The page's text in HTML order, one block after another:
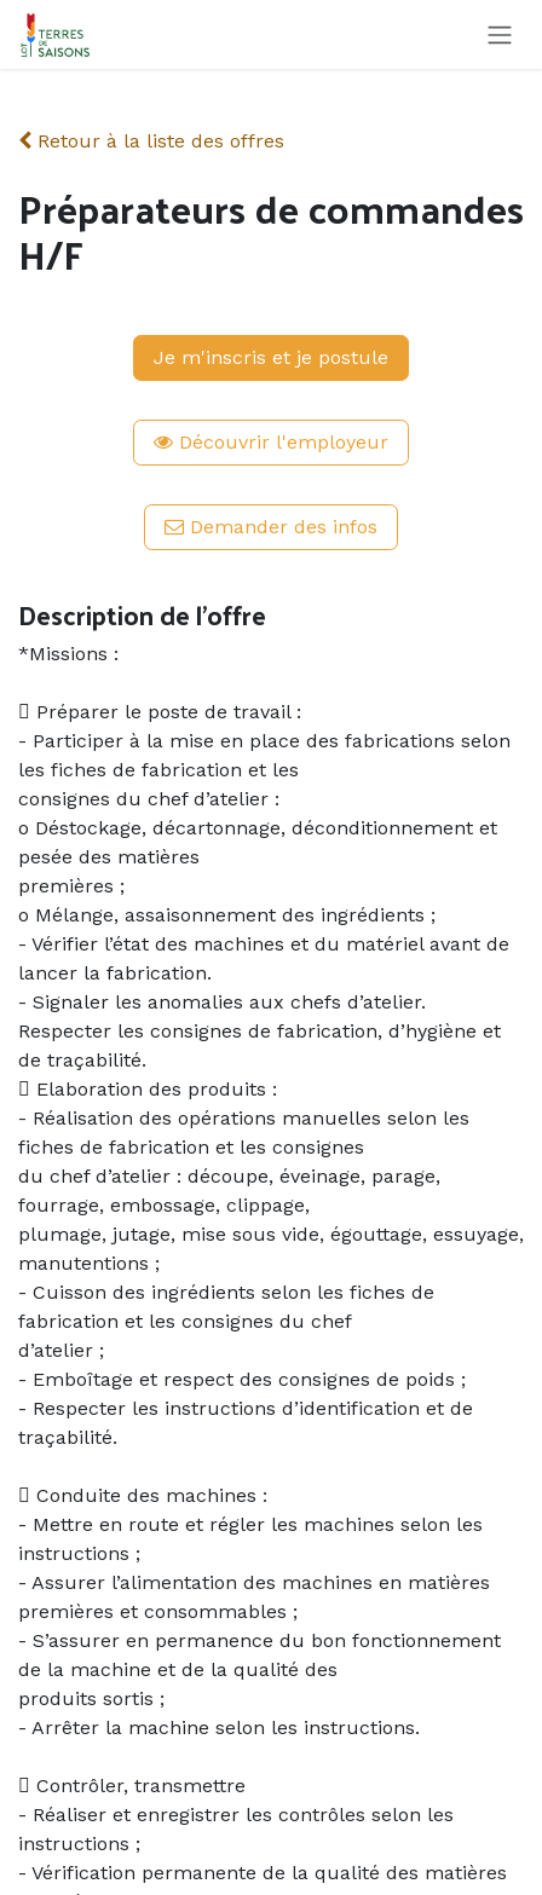
Se rendre au contenu
Retour à la liste des offres
Préparateurs de commandes
H/F
Je m'inscris et je postule
Découvrir l'employeur
Demander des infos
Description de l'offre
*Missions :
 Préparer le poste de travail :
- Participer à la mise en place des fabrications selon
les fiches de fabrication et les
consignes du chef d’atelier :
o Déstockage, décartonnage, déconditionnement et
pesée des matières
premières ;
o Mélange, assaisonnement des ingrédients ;
- Vérifier l’état des machines et du matériel avant de
lancer la fabrication.
- Signaler les anomalies aux chefs d’atelier.
Respecter les consignes de fabrication, d’hygiène et
de traçabilité.
 Elaboration des produits :
- Réalisation des opérations manuelles selon les
fiches de fabrication et les consignes
du chef d’atelier : découpe, éveinage, parage,
fourrage, embossage, clippage,
plumage, jutage, mise sous vide, égouttage, essuyage,
manutentions ;
- Cuisson des ingrédients selon les fiches de
fabrication et les consignes du chef
d’atelier ;
- Emboîtage et respect des consignes de poids ;
- Respecter les instructions d’identification et de
traçabilité.
 Conduite des machines :
- Mettre en route et régler les machines selon les
instructions ;
- Assurer l’alimentation des machines en matières
premières et consommables ;
- S’assurer en permanence du bon fonctionnement
de la machine et de la qualité des
produits sortis ;
- Arrêter la machine selon les instructions.
 Contrôler, transmettre
- Réaliser et enregistrer les contrôles selon les
instructions ;
- Vérification permanente de la qualité des matières